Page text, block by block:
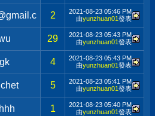
2 2021-08-23 05:46 PM
由yunzhuan01發表
29 2021-08-23 05:43 PM
由yunzhuan01發表
4 2021-08-23 05:43 PM
由yunzhuan01發表
5 2021-08-23 05:41 PM
由yunzhuan01發表
1 2021-08-23 05:40 PM
由yunzhuan01發表